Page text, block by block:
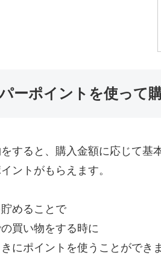
ーポイントを使って
すると、購入金額に応じて基
ントがもらえます。
めることで
買い物をする時に
にポイントを使うことができま